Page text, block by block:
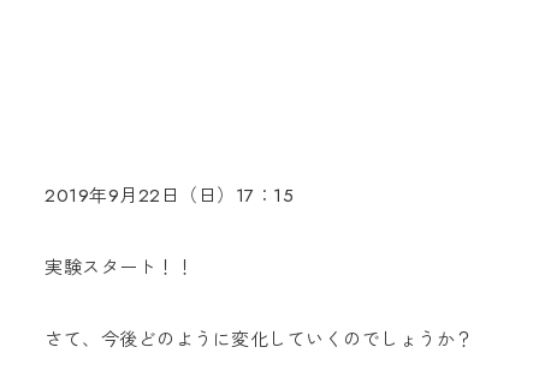
2019年9月22日（日）17：15
実験スタート！！
さて、今後どのように変化していくのでしょうか？